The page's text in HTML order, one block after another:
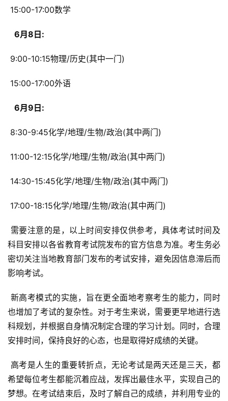
15:00-17:00数学
  6月8日:
9:00-10:15物理/历史(其中一门)
15:00-17:00外语
  6月9日:
8:30-9:45化学/地理/生物/政治(其中两门)
11:00-12:15化学/地理/生物/政治(其中两门)
14:30-15:45化学/地理/生物/政治(其中两门)
17:00-18:15化学/地理/生物/政治(其中两门)
科目安排以各省教育考试院发布的官方信息为准。考生务必
密切关注当地教育部门发布的考试安排，避免因信息滞后而
影响考试。
也增加了考试的复杂性。对于考生来说，需要更早地进行选
科规划，并根据自身情况制定合理的学习计划。同时，合理
安排时间，保持良好的心态，也是取得好成绩的关键。
希望每位考生都能沉着应战，发挥出最佳水平，实现自己的
梦想。在考试结束后，及时了解自己的成绩，并利用专业的